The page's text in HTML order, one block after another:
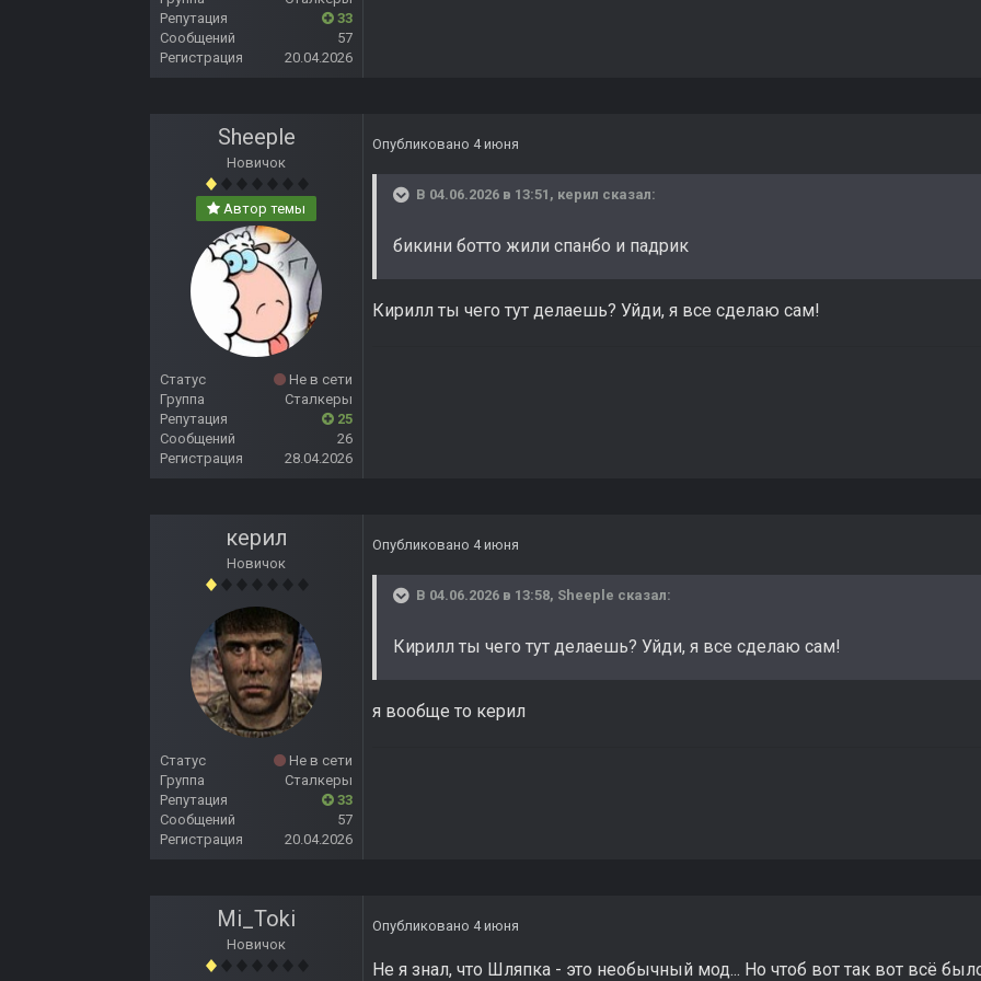
Репутация
33
Сообщений
57
Регистрация
20.04.2026
Sheeple
Новичок
Автор темы
Статус
Не в сети
Группа
Сталкеры
Репутация
25
Сообщений
26
Регистрация
28.04.2026
Опубликовано 4 июня
В 04.06.2026 в 13:51, керил сказал:
бикини ботто жили спанбо и падрик
Кирилл ты чего тут делаешь? Уйди, я все сделаю сам!
керил
Новичок
Статус
Не в сети
Группа
Сталкеры
Репутация
33
Сообщений
57
Регистрация
20.04.2026
Опубликовано 4 июня
В 04.06.2026 в 13:58, Sheeple сказал:
Кирилл ты чего тут делаешь? Уйди, я все сделаю сам!
я вообще то керил
Mi_Toki
Новичок
Опубликовано 4 июня
Не я знал, что Шляпка - это необычный мод... Но чтоб вот так вот всё